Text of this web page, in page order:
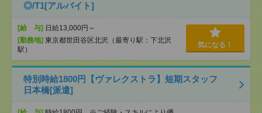
◎/T1[アルバイト]
[給 与] 日給13,000円～
[勤務地] 東京都世田谷区北沢（最寄り駅：下北沢
駅）
気になる！
特別時給1800円【ヴァレクストラ】短期スタッフ
日本橋[派遣]